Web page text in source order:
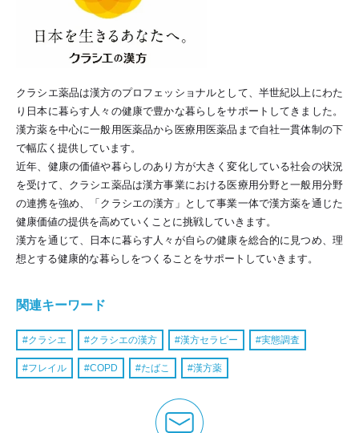
クラシエ薬品は漢方のプロフェッショナルとして、半世紀以上にわた
り日本に暮らす人々の健康で豊かな暮らしをサポートしてきました。
漢方薬を中心に一般用医薬品から医療用医薬品まで自社一貫体制の下
で幅広く提供しています。
近年、健康の価値や暮らしのあり方が大きく変化している社会の状況
を受けて、クラシエ薬品は漢方事業における医療用分野と一般用分野
の連携を強め、「クラシエの漢方」として事業一体で漢方薬を通じた
健康価値の提供を高めていくことに挑戦していきます。
漢方を通じて、日本に暮らす人々が自らの健康を総合的に見つめ、理
想とする健康的な暮らしをつくることをサポートしていきます。
関連キーワード
クラシエ クラシエの漢方 漢方セラピー 実態調査
フレイル COPD たばこ 漢方薬